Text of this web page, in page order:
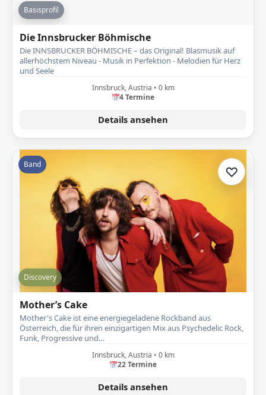
Basisprofil
Die Innsbrucker Böhmische
Die INNSBRUCKER BÖHMISCHE – das Original! Blasmusik auf
allerhöchstem Niveau - Musik in Perfektion - Melodien für Herz
und Seele
Innsbruck, Austria • 0 km
4 Termine
Details ansehen
Band
Discovery
♡Zur
Mother’s Cake
Mother's Cake ist eine energiegeladene Rockband aus
Österreich, die für ihren einzigartigen Mix aus Psychedelic Rock,
Funk, Progressive und…
Innsbruck, Austria • 0 km
22 Termine
Details ansehen